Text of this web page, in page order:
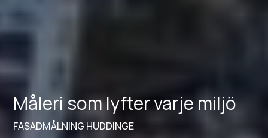
Måleri som lyfter varje miljö
FASADMÅLNING HUDDINGE